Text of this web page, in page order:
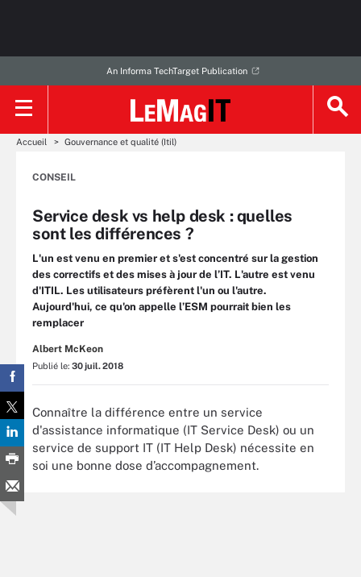
An Informa TechTarget Publication
Accueil Gouvernance et qualité (Itil)
CONSEIL
Service desk vs help desk : quelles
sont les différences ?
L'un est venu en premier et s'est concentré sur la gestion
des correctifs et des mises à jour de l’IT. L'autre est venu
d'ITIL. Les utilisateurs préfèrent l'un ou l'autre.
Aujourd'hui, ce qu'on appelle l’ESM pourrait bien les
remplacer
Albert McKeon
Publié le: 30 juil. 2018
Connaître la différence entre un service
d'assistance informatique (IT Service Desk) ou un
service de support IT (IT Help Desk) nécessite en
soi une bonne dose d’accompagnement.